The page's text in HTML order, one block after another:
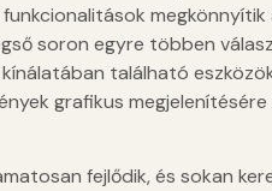
megkönnyítik
soron egyre többen
található
grafikus megjelenítésére
fejlődik, és sokan